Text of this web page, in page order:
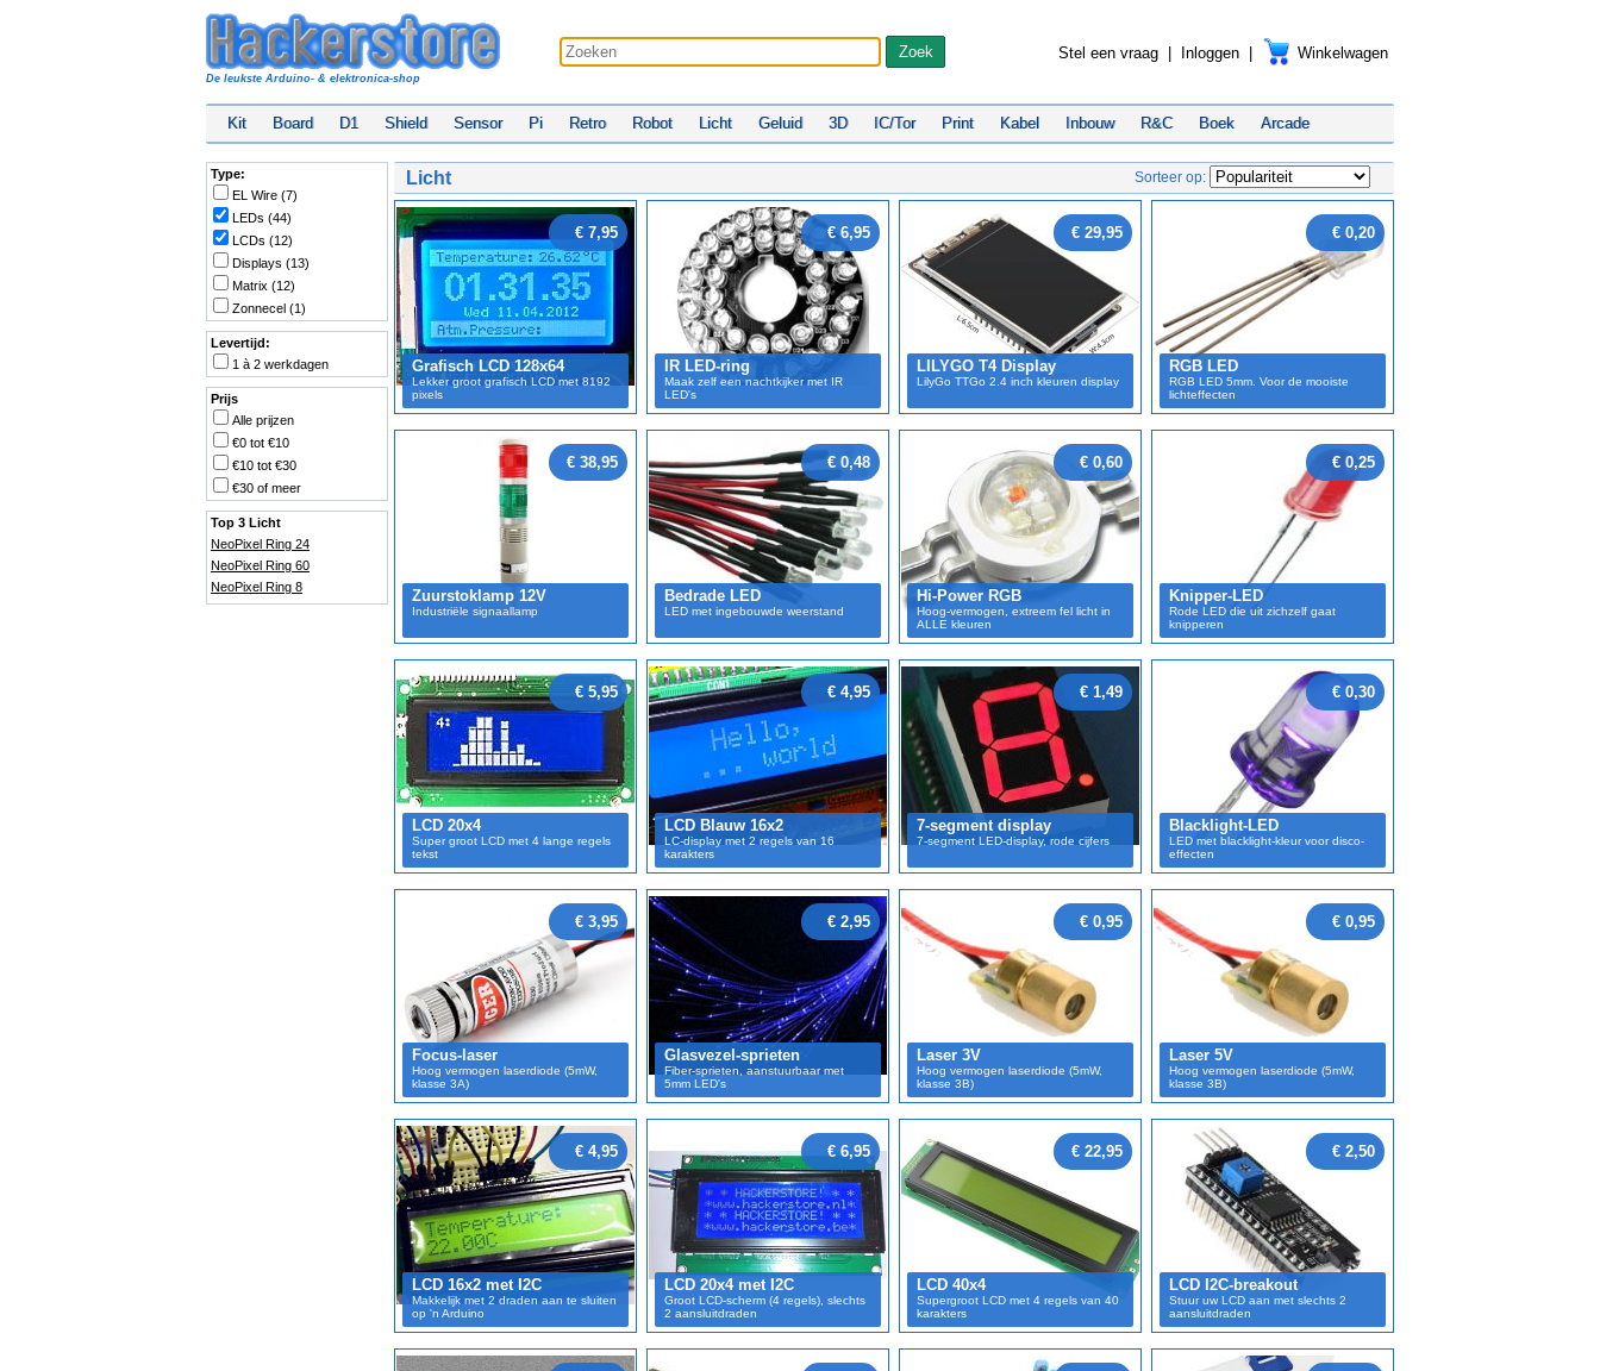
De leukste Arduino- & elektronica-shop
Stel een vraag Inloggen Winkelwagen
Kit Board D1 Shield Sensor Pi Retro Robot Licht Geluid 3D IC/Tor Print Kabel Inbouw R&C Boek Arcade
Type:
EL Wire (7)
LEDs (44)
LCDs (12)
Displays (13)
Matrix (12)
Zonnecel (1)
Levertijd:
1 à 2 werkdagen
Prijs
Alle prijzen
€0 tot €10
€10 tot €30
€30 of meer
Top 3 Licht
NeoPixel Ring 24
NeoPixel Ring 60
NeoPixel Ring 8
Licht Sorteer op:
€ 7,95
Grafisch LCD 128x64
Lekker groot grafisch LCD met 8192
pixels
€ 6,95
IR LED-ring
Maak zelf een nachtkijker met IR
LED's
€ 29,95
LILYGO T4 Display
LilyGo TTGo 2.4 inch kleuren display
€ 0,20
RGB LED
RGB LED 5mm. Voor de mooiste
lichteffecten
€ 38,95
Zuurstoklamp 12V
Industriële signaallamp
€ 0,48
Bedrade LED
LED met ingebouwde weerstand
€ 0,60
Hi-Power RGB
Hoog-vermogen, extreem fel licht in
ALLE kleuren
€ 0,25
Knipper-LED
Rode LED die uit zichzelf gaat
knipperen
€ 5,95
LCD 20x4
Super groot LCD met 4 lange regels
tekst
€ 4,95
LCD Blauw 16x2
LC-display met 2 regels van 16
karakters
€ 1,49
7-segment display
7-segment LED-display, rode cijfers
€ 0,30
Blacklight-LED
LED met blacklight-kleur voor disco-
effecten
€ 3,95
Focus-laser
Hoog vermogen laserdiode (5mW,
klasse 3A)
€ 2,95
Glasvezel-sprieten
Fiber-sprieten, aanstuurbaar met
5mm LED's
€ 0,95
Laser 3V
Hoog vermogen laserdiode (5mW,
klasse 3B)
€ 0,95
Laser 5V
Hoog vermogen laserdiode (5mW,
klasse 3B)
€ 4,95
LCD 16x2 met I2C
Makkelijk met 2 draden aan te sluiten
op 'n Arduino
€ 6,95
LCD 20x4 met I2C
Groot LCD-scherm (4 regels), slechts
2 aansluitdraden
€ 22,95
LCD 40x4
Supergroot LCD met 4 regels van 40
karakters
€ 2,50
LCD I2C-breakout
Stuur uw LCD aan met slechts 2
aansluitdraden